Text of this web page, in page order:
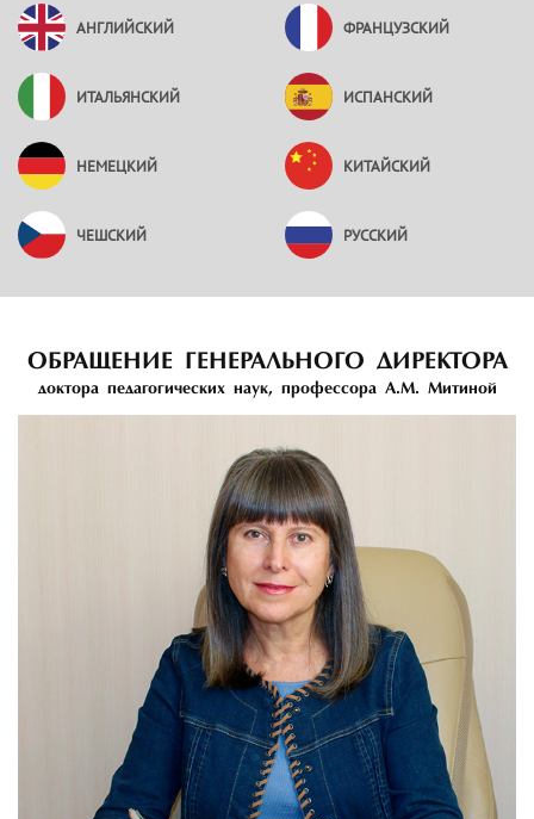
АНГЛИЙСКИЙ ФРАНЦУЗСКИЙ
ИТАЛЬЯНСКИЙ ИСПАНСКИЙ
НЕМЕЦКИЙ КИТАЙСКИЙ
ЧЕШСКИЙ РУССКИЙ
ОБРАЩЕНИЕ ГЕНЕРАЛЬНОГО ДИРЕКТОРА
доктора педагогических наук, профессора А.М. Митиной